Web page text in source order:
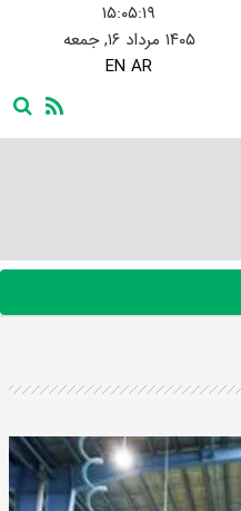
۱۵:۰۵:۲۰
۱۴۰۵ مرداد ۱۶, جمعه
EN AR